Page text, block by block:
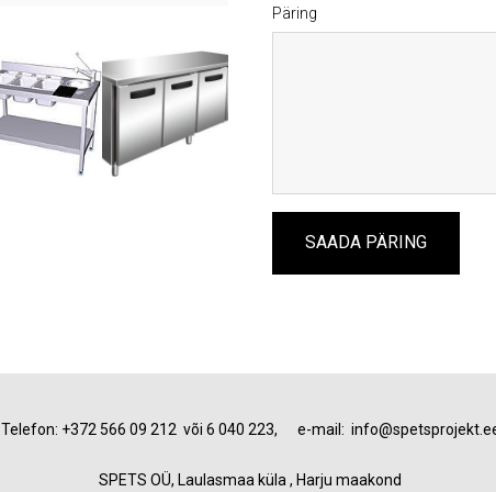
Päring
Telefon: +372 566 09 212 või 6 040 223, e-mail:
SPETS OÜ, Laulasmaa küla , Harju maakond